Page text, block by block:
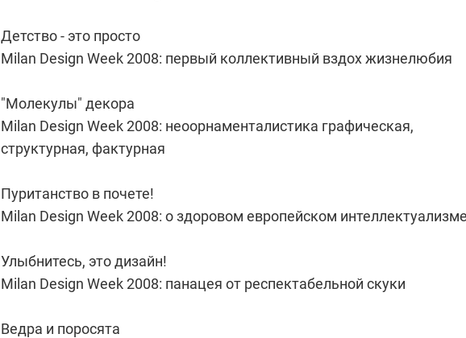
Детство - это просто
Milan Design Week 2008: первый коллективный вздох жизнелюбия
"Молекулы" декора
Milan Design Week 2008: неоорнаменталистика графическая,
структурная, фактурная
Пуританство в почете!
Milan Design Week 2008: о здоровом европейском
Улыбнитесь, это дизайн!
Milan Design Week 2008: панацея от респектабельной скуки
Ведра и поросята